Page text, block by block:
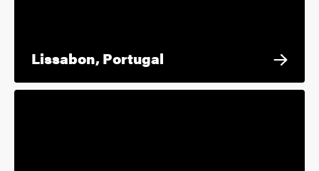
Lissabon, Portugal